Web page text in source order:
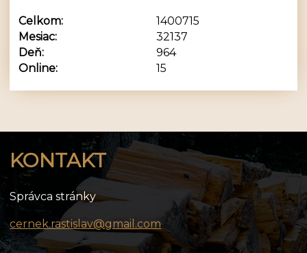
Online: 15
Celkom:
1400715
Mesiac:
32137
Deň:
964
KONTAKT
Správca stránky
cernek.rastislav@gmail.com